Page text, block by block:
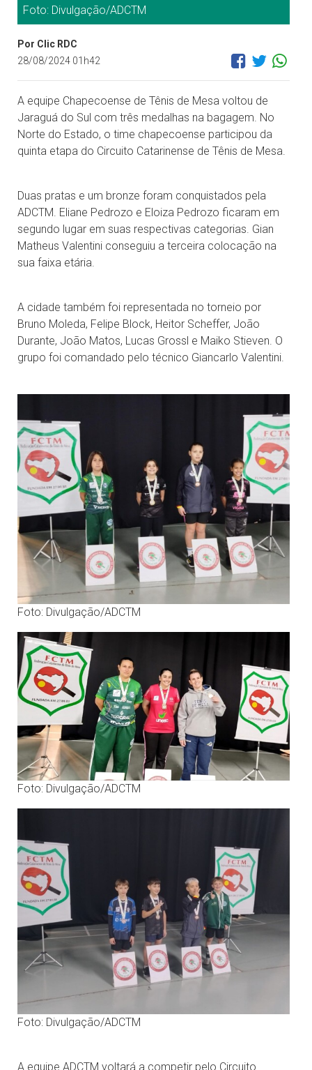
Foto: Divulgação/ADCTM
Por Clic RDC
28/08/2024 01h42
A equipe Chapecoense de Tênis de Mesa voltou de
Jaraguá do Sul com três medalhas na bagagem. No
Norte do Estado, o time chapecoense participou da
quinta etapa do Circuito Catarinense de Tênis de Mesa.
Duas pratas e um bronze foram conquistados pela
ADCTM. Eliane Pedrozo e Eloiza Pedrozo ficaram em
segundo lugar em suas respectivas categorias. Gian
Matheus Valentini conseguiu a terceira colocação na
sua faixa etária.
A cidade também foi representada no torneio por
Bruno Moleda, Felipe Block, Heitor Scheffer, João
Durante, João Matos, Lucas Grossl e Maiko Stieven. O
grupo foi comandado pelo técnico Giancarlo Valentini.
Foto: Divulgação/ADCTM
Foto: Divulgação/ADCTM
Foto: Divulgação/ADCTM
A equipe ADCTM voltará a competir pelo Circuito